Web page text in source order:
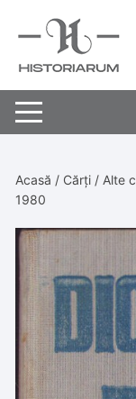
Acasă / Cărți / Alte
1980